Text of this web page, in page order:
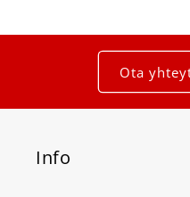
Ota
Info